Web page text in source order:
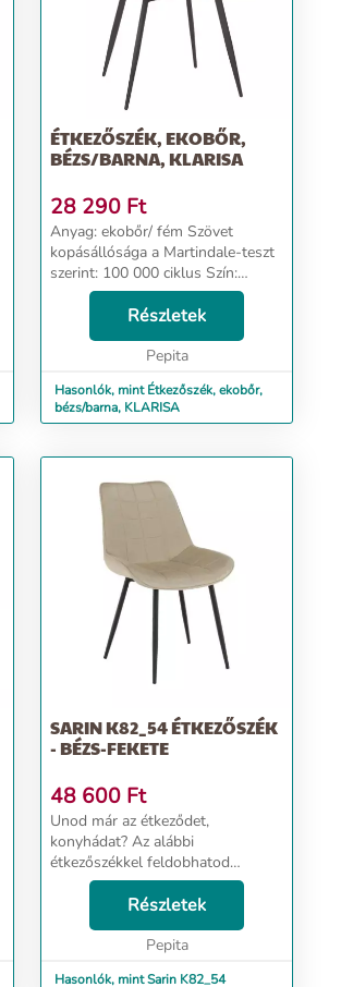
ÉTKEZŐSZÉK, EKOBŐR,
BÉZS/BARNA, KLARISA
28 290 Ft
Anyag: ekobőr/ fém Szövet
kopásállósága a Martindale-teszt
szerint: 100 000 ciklus Szín:
bézs/barna/ fém Méretek
(SzéxMéxMa): 50x46x83 cm Ülés
magassága: 46 cm Ülés mélysége:
42 cm Modern Teher...
Részletek
Pepita
Hasonlók, mint Étkezőszék, ekobőr,
bézs/barna, KLARISA
SARIN K82_54 ÉTKEZŐSZÉK
- BÉZS-FEKETE
48 600 Ft
Unod már az étkeződet,
konyhádat? Az alábbi
étkezőszékkel feldobhatod
otthonodat. Ezen a széken minden
egyes étkezés stílusos élménnyé
válik. Egyedülálló kényelme
garantáltan levesz a lábadról nem
Részletek
Pepita
Hasonlók, mint Sarin K82_54